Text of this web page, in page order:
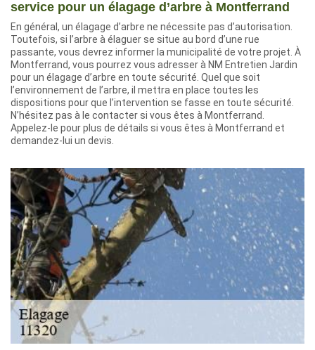
service pour un élagage d’arbre à Montferrand
En général, un élagage d’arbre ne nécessite pas d’autorisation.
Toutefois, si l’arbre à élaguer se situe au bord d’une rue
passante, vous devrez informer la municipalité de votre projet. À
Montferrand, vous pourrez vous adresser à NM Entretien Jardin
pour un élagage d’arbre en toute sécurité. Quel que soit
l’environnement de l’arbre, il mettra en place toutes les
dispositions pour que l’intervention se fasse en toute sécurité.
N’hésitez pas à le contacter si vous êtes à Montferrand.
Appelez-le pour plus de détails si vous êtes à Montferrand et
demandez-lui un devis.